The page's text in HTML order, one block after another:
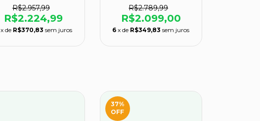
R$2.957,99
R$2.224,99
x de R$370,83 sem juros
R$2.789,99
R$2.099,00
6 x de R$349,83 sem juros
37%
OFF